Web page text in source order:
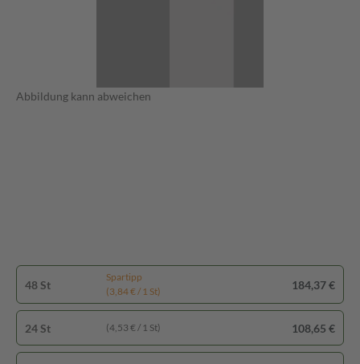
Abbildung kann abweichen
48 St
Spartipp
(3,84 € / 1 St)
184,37 €
24 St (4,53 € / 1 St) 108,65 €